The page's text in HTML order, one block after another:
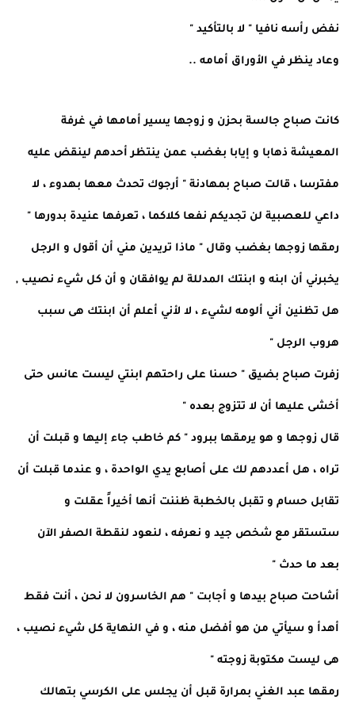
نفض رأسه نافيا " لا بالتأكيد "
وعاد ينظر في الأوراق أمامه ..
كانت صباح جالسة بحزن و زوجها يسير أمامها في غرفة
المعيشة ذهابا و إيابا بغضب عمن ينتظر أحدهم لينقض عليه
مفترسا ، قالت صباح بمهادنة " أرجوك تحدث معها بهدوء ، لا
داعي للعصبية لن تجديكم نفعا كلاكما ، تعرفها عنيدة بدورها "
رمقها زوجها بغضب وقال " ماذا تريدين مني أن أقول و الرجل
يخبرني أن ابنه و ابنتك المدللة لم يوافقان و أن كل شيء نصيب ,
هل تظنين أني ألومه لشيء ، لا لأني أعلم أن ابنتك هى سبب
هروب الرجل "
زفرت صباح بضيق " حسنا على راحتهم ابنتي ليست عانس حتى
أخشى عليها أن لا تتزوج بعده "
قال زوجها و هو يرمقها ببرود " كم خاطب جاء إليها و قبلت أن
تراه ، هل أعددهم لك على أصابع يدي الواحدة ، و عندما قبلت أن
تقابل حسام و تقبل بالخطبة ظننت أنها أخيراً عقلت و
ستستقر مع شخص جيد و نعرفه ، لنعود لنقطة الصفر الآن
بعد ما حدث "
أشاحت صباح بيدها و أجابت " هم الخاسرون لا نحن ، أنت فقط
أهدأ و سيأتي من هو أفضل منه ، و في النهاية كل شيء نصيب ،
هى ليست مكتوبة زوجته "
رمقها عبد الغني بمرارة قبل أن يجلس على الكرسي بتهالك